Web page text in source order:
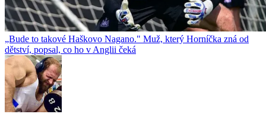
„Bude to takové Haškovo Nagano." Muž, který Horníčka zná od
dětství, popsal, co ho v Anglii čeká